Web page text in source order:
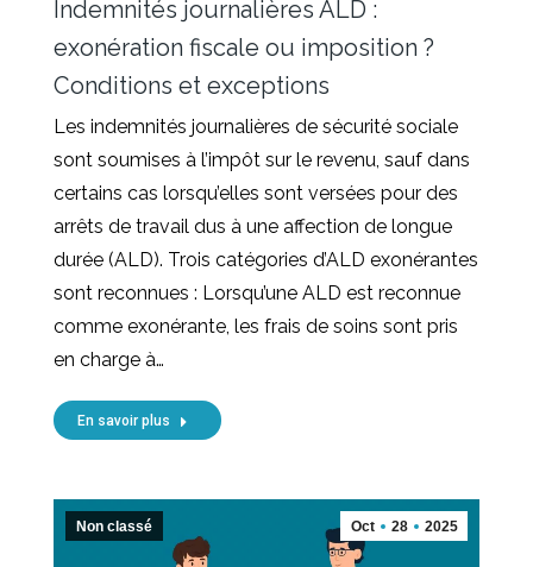
Indemnités journalières ALD :
exonération fiscale ou imposition ?
Conditions et exceptions
Les indemnités journalières de sécurité sociale
sont soumises à l’impôt sur le revenu, sauf dans
certains cas lorsqu’elles sont versées pour des
arrêts de travail dus à une affection de longue
durée (ALD). Trois catégories d’ALD exonérantes
sont reconnues : Lorsqu’une ALD est reconnue
comme exonérante, les frais de soins sont pris
en charge à…
En savoir plus
Oct 28 2025
Non classé